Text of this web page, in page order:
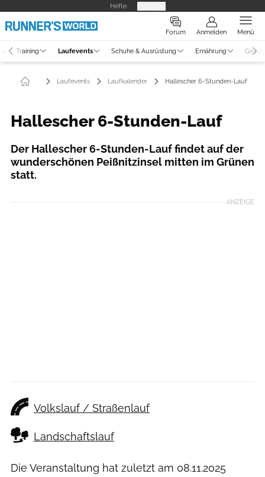
Hefte
Forum Anmelden Menü
Training Laufevents Schuhe & Ausrüstung Ernährung
Laufevents Laufkalender Hallescher 6-Stunden-Lauf
Hallescher 6-Stunden-Lauf
Der Hallescher 6-Stunden-Lauf findet auf der
wunderschönen Peißnitzinsel mitten im Grünen
statt.
ANZEIGE
Volkslauf / Straßenlauf
Landschaftslauf
Die Veranstaltung hat zuletzt am 08.11.2025